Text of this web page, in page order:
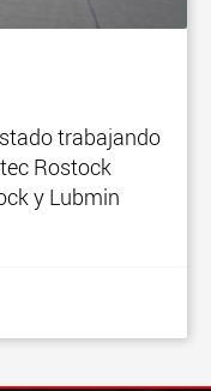
trabajando
Rostock
y Lubmin